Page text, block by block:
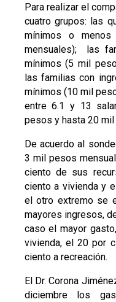
Para realizar el
cuatro grupos: las
mínimos o
mensuales); las
mínimos (5 mil
las familias con
mínimos (10 mil
entre 6.1 y 13
pesos y hasta 20
De acuerdo al
3 mil pesos
ciento de sus
ciento a vivienda y
el otro extremo se
mayores ingresos,
caso el mayor
vivienda, el 20 por
ciento a recreación.
El Dr. Corona
diciembre los